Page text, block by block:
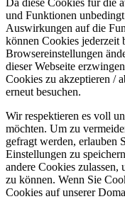
Da diese Cookies für die
und Funktionen
Auswirkungen auf die
können Cookies jederzeit
Browsereinstellungen
dieser Webseite
Cookies zu akzeptieren /
erneut besuchen.
Wir respektieren es voll
möchten. Um zu
gefragt werden, erlauben
Einstellungen zu
andere Cookies
zu können. Wenn Sie
Cookies auf unserer